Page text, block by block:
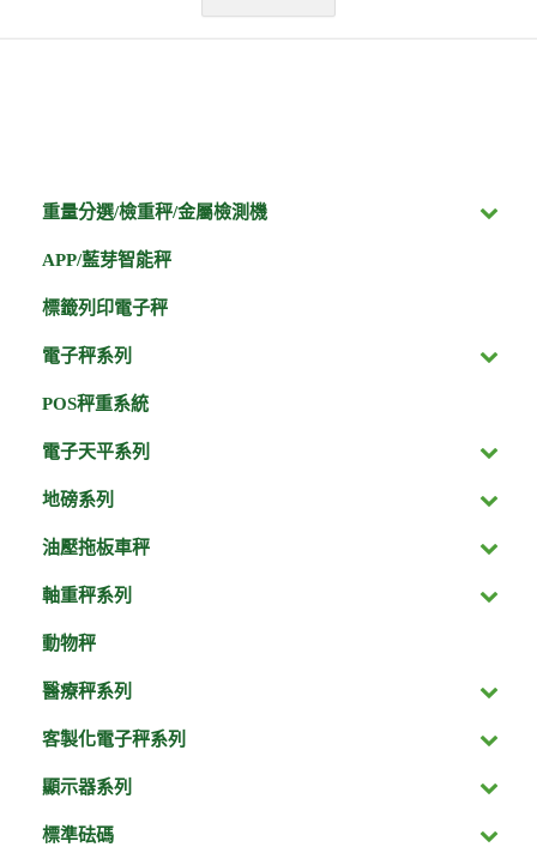
重量分選/檢重秤/金屬檢測機
APP/藍芽智能秤
標籤列印電子秤
電子秤系列
POS秤重系統
電子天平系列
地磅系列
油壓拖板車秤
軸重秤系列
動物秤
醫療秤系列
客製化電子秤系列
顯示器系列
標準砝碼